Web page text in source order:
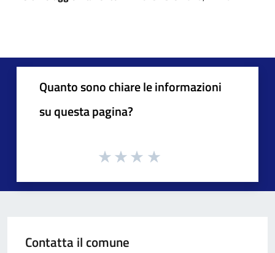
Quanto sono chiare le informazioni
su questa pagina?
Contatta il comune